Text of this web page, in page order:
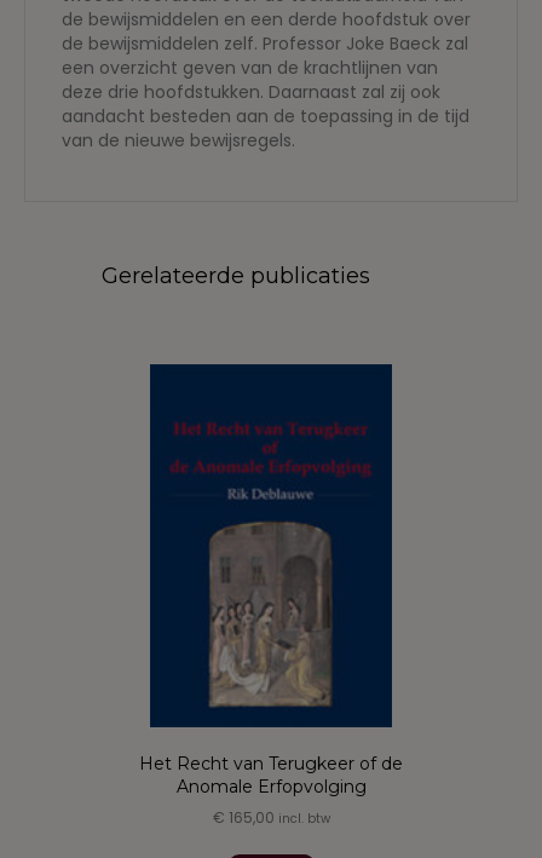
de bewijsmiddelen en een derde hoofdstuk over
de bewijsmiddelen zelf. Professor Joke Baeck zal
een overzicht geven van de krachtlijnen van
deze drie hoofdstukken. Daarnaast zal zij ook
aandacht besteden aan de toepassing in de tijd
van de nieuwe bewijsregels.
Gerelateerde publicaties
Het Recht van Terugkeer of de
Anomale Erfopvolging
€ 165,00 incl. btw